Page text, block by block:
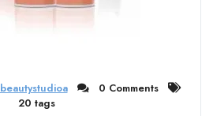
beautystudioa
0 Comments
20 tags